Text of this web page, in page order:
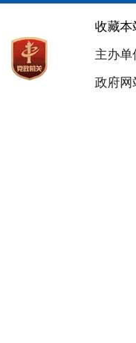
收藏本
主办
政府网